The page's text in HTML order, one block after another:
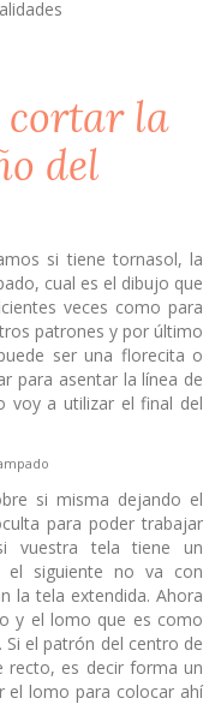
cortar la
del
si tiene tornasol, la
cual es el dibujo que
veces como para
patrones y por último
ser una florecita o
para asentar la línea de
voy a utilizar el final del
si misma dejando el
para poder trabajar
vuestra tela tiene un
el siguiente no va con
la tela extendida. Ahora
y el lomo que es como
el patrón del centro de
recto, es decir forma un
el lomo para colocar ahí